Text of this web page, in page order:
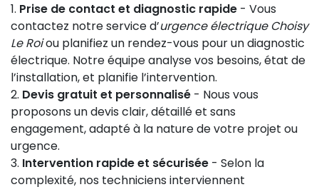
Prise de contact et diagnostic rapide - Vous
contactez notre service d’urgence électrique Choisy
Le Roiou planifiez un rendez-vous pour un diagnostic
électrique. Notre équipe analyse vos besoins, état de
l’installation, et planifie l’intervention.
Devis gratuit et personnalisé - Nous vous
proposons un devis clair, détaillé et sans
engagement, adapté à la nature de votre projet ou
urgence.
Intervention rapide et sécurisée - Selon la
complexité, nos techniciens interviennent